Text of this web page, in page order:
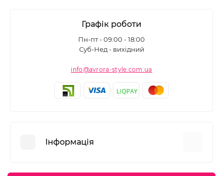
Графік роботи
Пн-пт - 09:00 - 18:00
Суб-Нед - вихідний
info@avrora-style.com.ua
Інформація